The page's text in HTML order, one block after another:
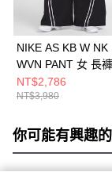
NIKE AS KB W NK
WVN PANT 女 長褲
IB0004010
NT$2,786
NT$3,980
你可能有興趣